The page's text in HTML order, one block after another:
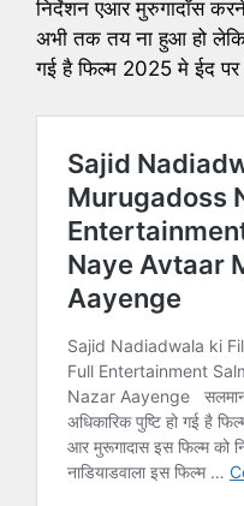
निर्देशन एआर मुरुगादॉस
अभी तक तय ना हुआ हो
गई है फिल्म 2025 मे ईद पर